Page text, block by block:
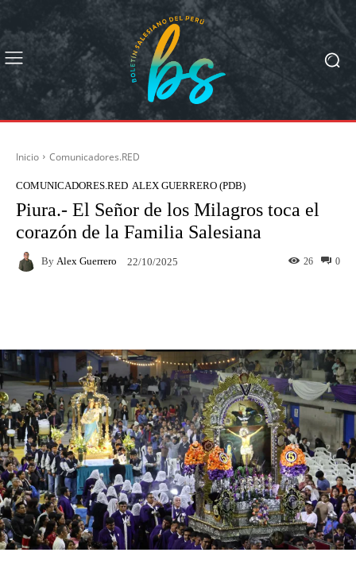
Inicio Comunicadores.RED
COMUNICADORES.RED ALEX GUERRERO (PDB)
Piura.- El Señor de los Milagros toca el
corazón de la Familia Salesiana
By Alex Guerrero 22/10/2025 0
26